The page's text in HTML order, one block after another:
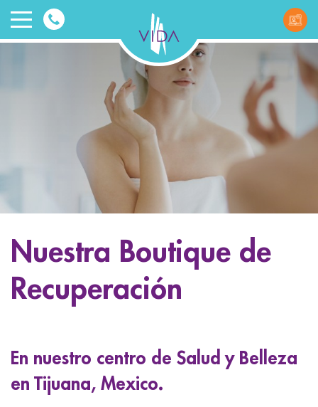
VIDA
and
Beauty
menu
menu
menu
Nuestra Boutique de
Recuperación
En nuestro centro de Salud y Belleza
en Tijuana, Mexico.